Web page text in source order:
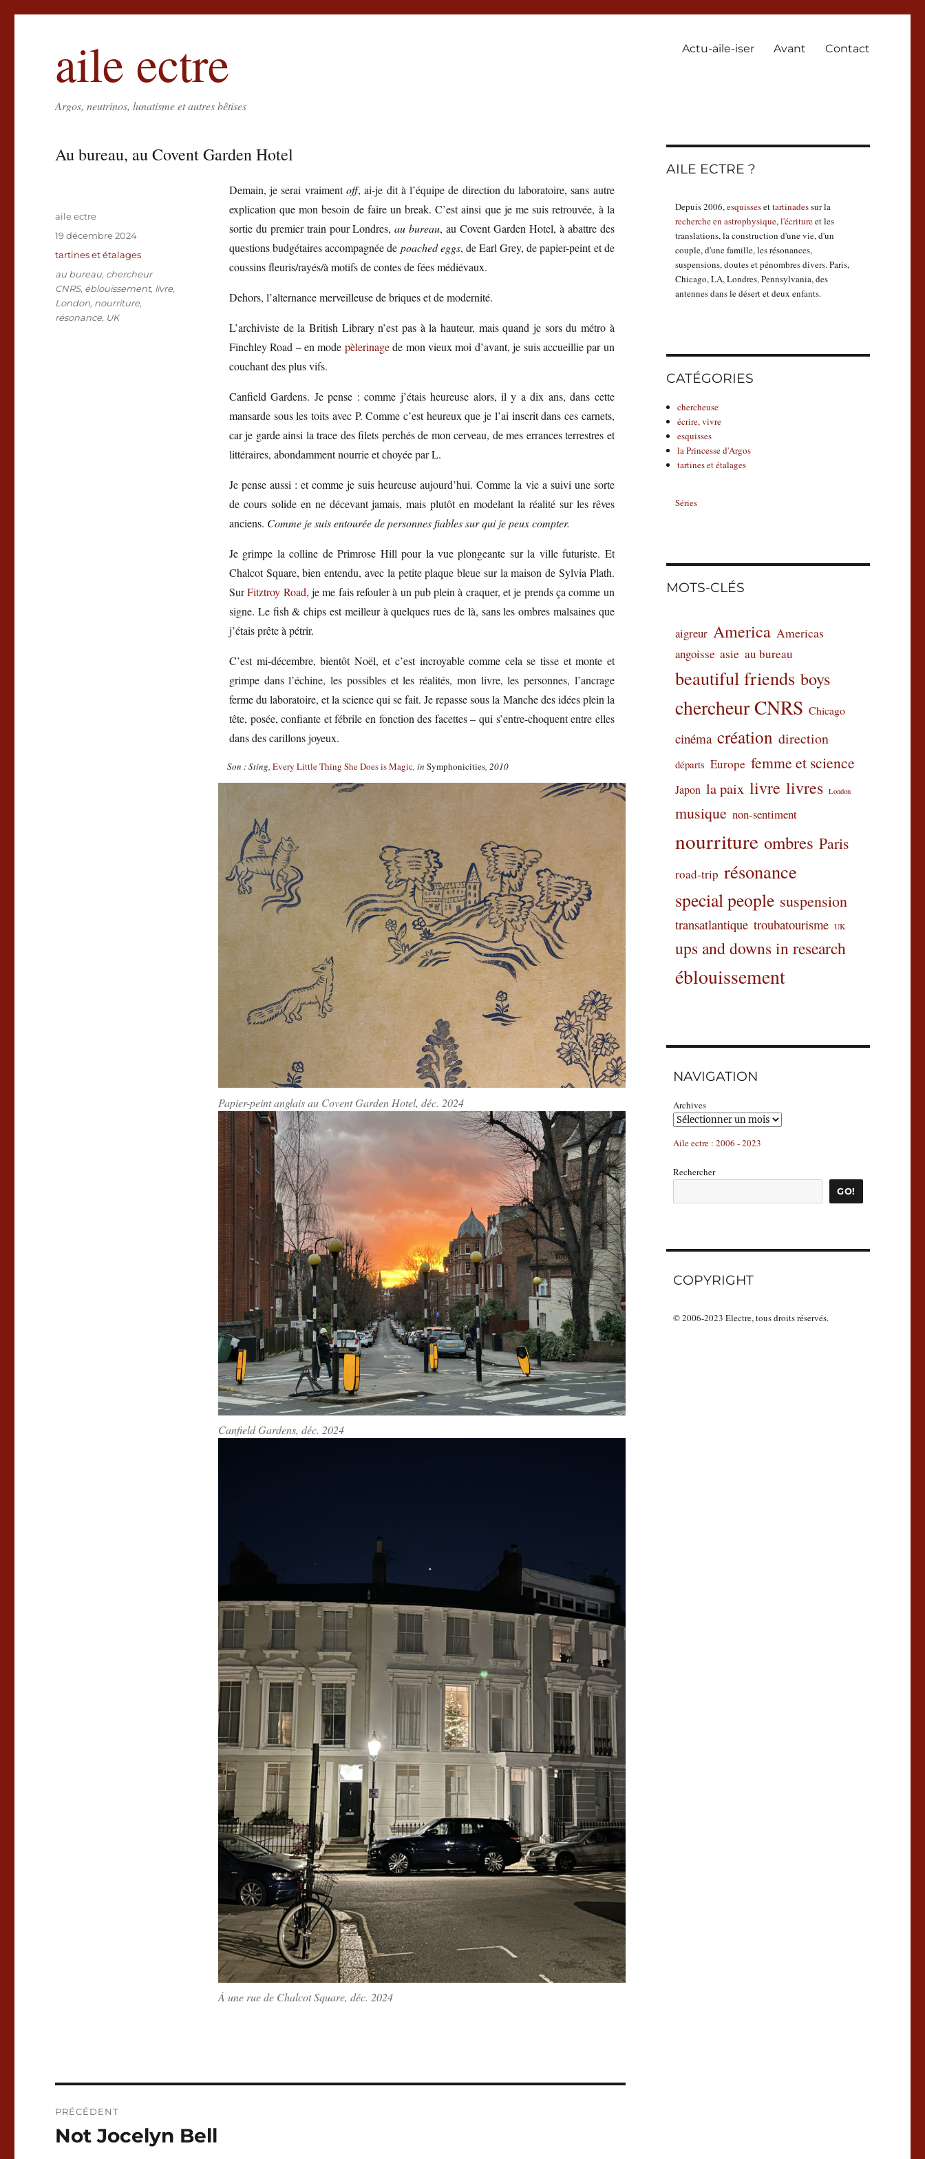
aile ectre
Argos, neutrinos, lunatisme et autres bêtises
Actu-aile-iser Avant Contact
Au bureau, au Covent Garden Hotel
Demain, je serai vraimentoff, ai-je dit à l’équipe de direction du laboratoire, sans autre
explication que mon besoin de faire un break. C’est ainsi que je me suis retrouvée, à la
sortie du premier train pour Londres,au bureau, au Covent Garden Hotel, à abattre des
questions budgétaires accompagnée de poached eggs, de Earl Grey, de papier-peint et de
coussins fleuris/rayés/à motifs de contes de fées médiévaux.
Dehors, l’alternance merveilleuse de briques et de modernité.
L’archiviste de la British Library n’est pas à la hauteur, mais quand je sors du métro à
Finchley Road – en mode pèlerinagede mon vieux moi d’avant, je suis accueillie par un
couchant des plus vifs.
Canfield Gardens. Je pense : comme j’étais heureuse alors, il y a dix ans, dans cette
mansarde sous les toits avec P. Comme c’est heureux que je l’ai inscrit dans ces carnets,
car je garde ainsi la trace des filets perchés de mon cerveau, de mes errances terrestres et
littéraires, abondamment nourrie et choyée par L.
Je pense aussi : et comme je suis heureuse aujourd’hui. Comme la vie a suivi une sorte
de cours solide en ne décevant jamais, mais plutôt en modelant la réalité sur les rêves
anciens. Comme je suis entourée de personnes fiables sur qui je peux compter.
Je grimpe la colline de Primrose Hill pour la vue plongeante sur la ville futuriste. Et
Chalcot Square, bien entendu, avec la petite plaque bleue sur la maison de Sylvia Plath.
SurFitztroy Road, je me fais refouler à un pub plein à craquer, et je prends ça comme un
signe. Le fish & chips est meilleur à quelques rues de là, sans les ombres malsaines que
j’étais prête à pétrir.
C’est mi-décembre, bientôt Noël, et c’est incroyable comme cela se tisse et monte et
grimpe dans l’échine, les possibles et les réalités, mon livre, les personnes, l’ancrage
ferme du laboratoire, et la science qui se fait. Je repasse sous la Manche des idées plein la
tête, posée, confiante et fébrile en fonction des facettes – qui s’entre-choquent entre elles
dans des carillons joyeux.
Son : Sting, Every Little Thing She Does is Magic, in Symphonicities, 2010
Papier-peint anglais au Covent Garden Hotel, déc. 2024
Canfield Gardens, déc. 2024
À une rue de Chalcot Square, déc. 2024
Auteur
aile ectre
Publié
19 décembre 2024
Catégories
tartines et étalages
Étiquettes
au bureau, chercheur
CNRS, éblouissement, livre,
London, nourriture,
résonance, UK
de
PRÉCÉDENT
Publication
Not Jocelyn Bell
AILE ECTRE ?
Depuis 2006,esquissesettartinadessur la
recherche en astrophysique,l'écritureet les
translations, la construction d'une vie, d'un
couple, d'une famille, les résonances,
suspensions, doutes et pénombres divers. Paris,
Chicago, LA, Londres, Pennsylvania, des
antennes dans le désert et deux enfants.
CATÉGORIES
chercheuse
écrire, vivre
esquisses
la Princesse d'Argos
tartines et étalages
Séries
MOTS-CLÉS
aigreur America Americas
angoisse asie au bureau
beautiful friends boys
chercheur CNRS Chicago
cinéma création direction
départs Europe femme et science
Japon la paix livre livres London
musique non-sentiment
nourriture ombres Paris
road-trip résonance
special people suspension
transatlantique troubatourisme UK
ups and downs in research
éblouissement
NAVIGATION
Archives
Aile ectre : 2006 - 2023
Rechercher
GO!
COPYRIGHT
© 2006-2023 Electre, tous droits réservés.